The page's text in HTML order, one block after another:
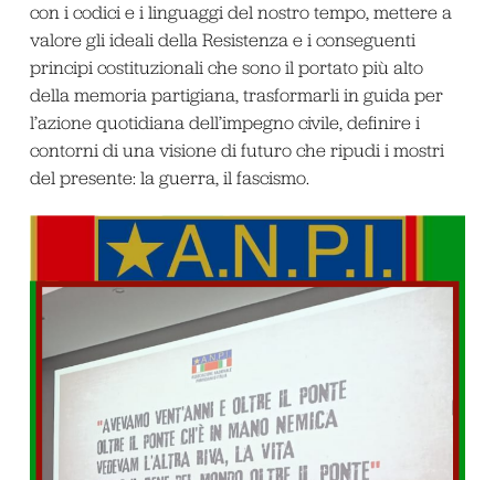
con i codici e i linguaggi del nostro tempo, mettere a
valore gli ideali della Resistenza e i conseguenti
principi costituzionali che sono il portato più alto
della memoria partigiana, trasformarli in guida per
l’azione quotidiana dell’impegno civile, definire i
contorni di una visione di futuro che ripudi i mostri
del presente: la guerra, il fascismo.